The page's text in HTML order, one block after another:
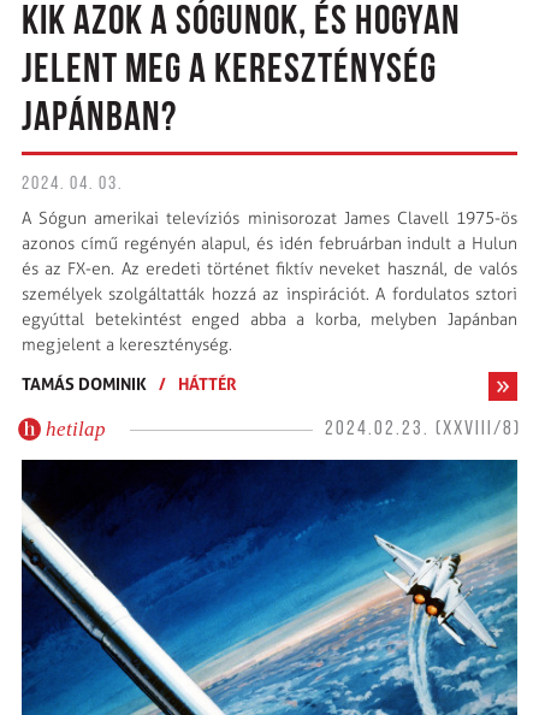
KIK AZOK A SÓGUNOK, ÉS HOGYAN
JELENT MEG A KERESZTÉNYSÉG
JAPÁNBAN?
2024. 04. 03.
A Sógun amerikai televíziós minisorozat James Clavell 1975-ös
azonos című regényén alapul, és idén februárban indult a Hulun
és az FX-en. Az eredeti történet fiktív neveket használ, de valós
személyek szolgáltatták hozzá az inspirációt. A fordulatos sztori
egyúttal betekintést enged abba a korba, melyben Japánban
megjelent a kereszténység.
TAMÁS DOMINIK
/ HÁTTÉR
hetilap 2024.02.23. (XXVIII/8)